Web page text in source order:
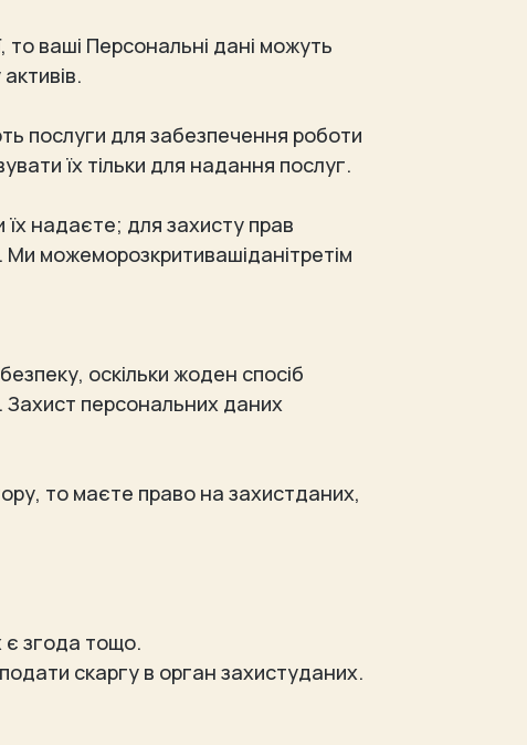
то ваші Персональні дані можуть
послуги для забезпечення роботи
їх тільки для надання послуг.
надаєте; для захисту прав
Ми можеморозкритивашіданітретім
оскільки жоден спосіб
Захист персональних даних
то маєте право на захистданих,
є згода тощо.
скаргу в орган захистуданих.